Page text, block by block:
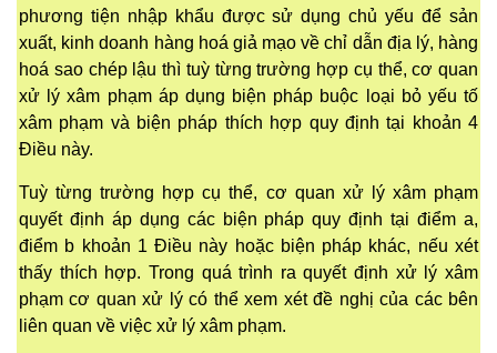
phương tiện nhập khẩu được sử dụng chủ yếu để sản
xuất, kinh doanh hàng hoá giả mạo về chỉ dẫn địa lý, hàng
hoá sao chép lậu thì tuỳ từng trường hợp cụ thể, cơ quan
xử lý xâm phạm áp dụng biện pháp buộc loại bỏ yếu tố
xâm phạm và biện pháp thích hợp quy định tại khoản 4
Điều này.
Tuỳ từng trường hợp cụ thể, cơ quan xử lý xâm phạm
quyết định áp dụng các biện pháp quy định tại điểm a,
điểm b khoản 1 Điều này hoặc biện pháp khác, nếu xét
thấy thích hợp. Trong quá trình ra quyết định xử lý xâm
phạm cơ quan xử lý có thể xem xét đề nghị của các bên
liên quan về việc xử lý xâm phạm.